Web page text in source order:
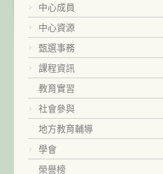
中心成員
中心資源
甄選事務
課程資訊
教育實習
社會參與
地方教育輔導
學會
榮譽榜